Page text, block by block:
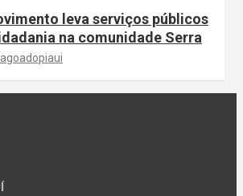
leva serviços públicos
na comunidade Serra
lagoadopiaui